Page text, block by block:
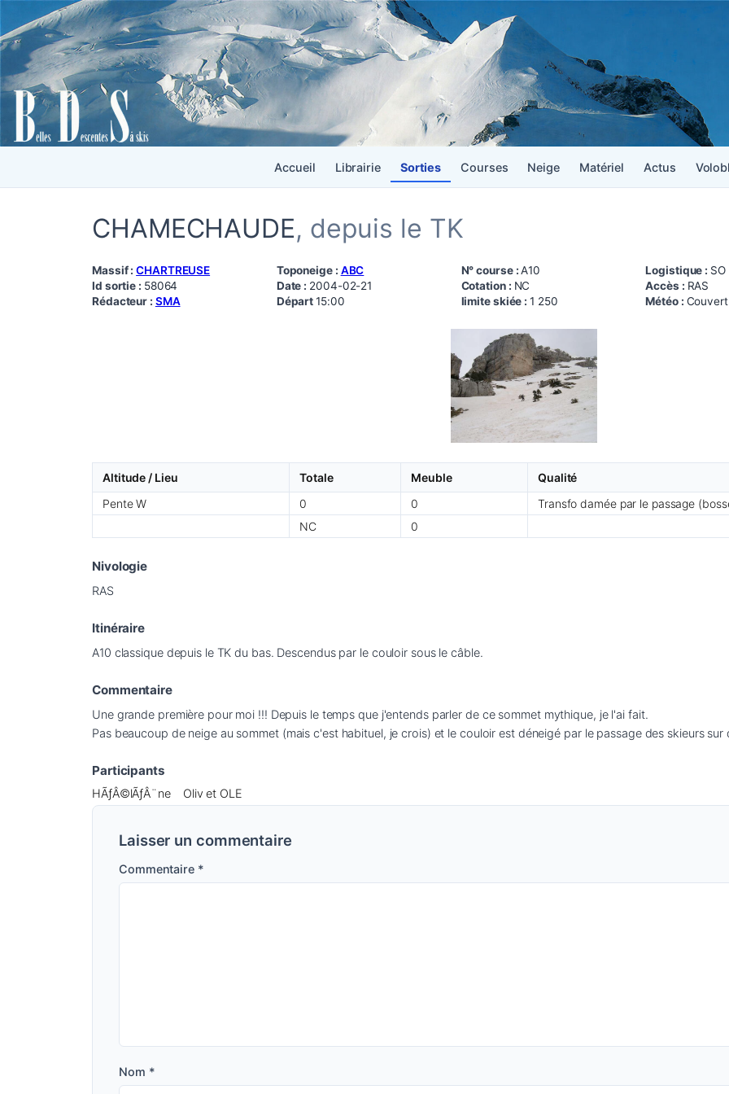
Accueil Librairie Sorties Courses Neige Matériel Actus
CHAMECHAUDE, depuis le TK
Massif :CHARTREUSE
Id sortie : 58064
Rédacteur : SMA
Toponeige : ABC
Date : 2004-02-21
Départ15:00
N° course :A10
Cotation : NC
limite skiée :1 250
Logistique : SO
Accès : RAS
Météo : Couvert
Altitude / Lieu Totale Meuble
Qualité
Pente W
0 0
Transfo damée par le passage
NC
0
Nivologie
RAS
Itinéraire
A10 classique depuis le TK du bas. Descendus par le couloir sous le câble.
Commentaire
Une grande première pour moi !!! Depuis le temps que j'entends parler de ce sommet mythique, je l'ai fait.
Pas beaucoup de neige au sommet (mais c'est habituel, je crois) et le couloir est déneigé par le passage des skieurs sur
Participants
HÃƒÂ©lÃƒÂ¨ne Oliv et OLE
Laisser un commentaire
Commentaire *
Nom *